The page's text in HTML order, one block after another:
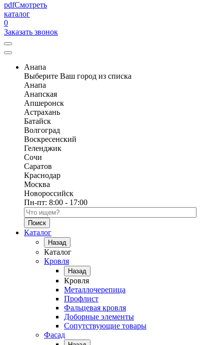
pdfСмотреть
каталог
0
Заказать звонок
Анапа
Выберите Ваш город из списка
Анапа
Анапская
Апшеронск
Астрахань
Батайск
Волгоград
Воскресенский
Геленджик
Сочи
Саратов
Краснодар
Москва
Новороссийск
Пн-пт: 8:00 - 17:00
Поиск по каталогу
Каталог
Назад
Каталог
Кровля
Назад
Кровля
Металлочерепица
Профлист
Фальцевая кровля
Доборные элементы
Сопутствующие товары
Фасад